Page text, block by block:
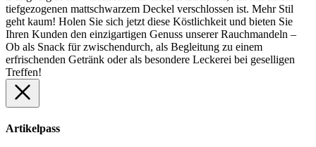
tiefgezogenen mattschwarzem Deckel verschlossen ist. Mehr Stil
geht kaum! Holen Sie sich jetzt diese Köstlichkeit und bieten Sie
Ihren Kunden den einzigartigen Genuss unserer Rauchmandeln –
Ob als Snack für zwischendurch, als Begleitung zu einem
erfrischenden Getränk oder als besondere Leckerei bei geselligen
Treffen!
Artikelpass